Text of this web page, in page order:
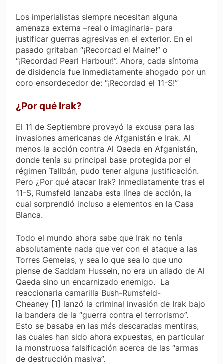
Los imperialistas siempre necesitan alguna
amenaza externa –real o imaginaria- para
justificar guerras agresivas en el exterior. En el
pasado gritaban “¡Recordad el Maine!” o
“¡Recordad Pearl Harbour!”. Ahora, cada síntoma
de disidencia fue inmediatamente ahogado por un
coro ensordecedor de: “¡Recordad el 11-S!”
¿Por qué Irak?
El 11 de Septiembre proveyó la excusa para las
invasiones americanas de Afganistán e Irak. Al
menos la acción contra Al Qaeda en Afganistán,
donde tenía su principal base protegida por el
régimen Talibán, pudo tener alguna justificación.
Pero ¿Por qué atacar Irak? Inmediatamente tras el
11-S, Rumsfeld lanzaba esta línea de acción, la
cual sorprendió incluso a elementos en la Casa
Blanca.
Todo el mundo ahora sabe que Irak no tenía
absolutamente nada que ver con el ataque a las
Torres Gemelas, y sea lo que sea lo que uno
piense de Saddam Hussein, no era un aliado de Al
Qaeda sino un encarnizado enemigo. La
reaccionaria camarilla Bush-Rumsfeld-
Cheaney [1] lanzó la criminal invasión de Irak bajo
la bandera de la “guerra contra el terrorismo”.
Esto se basaba en las más descaradas mentiras,
las cuales han sido ahora expuestas, en particular
la monstruosa falsificación acerca de las “armas
de destrucción masiva”.